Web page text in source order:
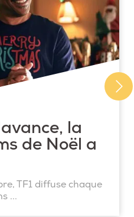
la
de Noël a
TF1 diffuse chaque
...